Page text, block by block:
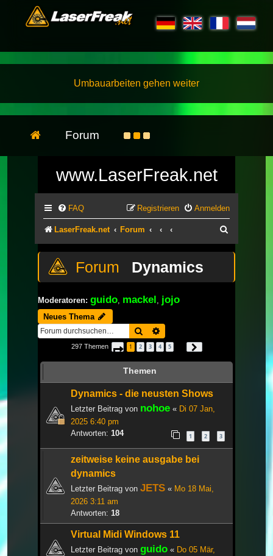
Umbauarbeiten gehen weiter
Forum
www.LaserFreak.net
FAQ Anmelden
Registrieren
LaserFreak.net Forum
Dynamics
Moderatoren: guido mackel jojo
Neues Thema
Suche
297 Themen Seite 1von 10
1 2 3 4 5
Themen
Dynamics - die neusten Shows
Letzter Beitrag von nohoe « Di 07 Jan,
2025 6:40 pm
Antworten: 104 1 2 3
zeitweise keine ausgabe bei
dynamics
Letzter Beitrag von JETS « Mo 18 Mai,
2026 3:11 am
Antworten: 18
Virtual Midi Windows 11
Letzter Beitrag von guido « Do 05 Mär,